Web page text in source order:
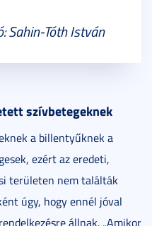
Sahin-Tóth István
szívbetegeknek
a billentyűknek a
ezért az eredeti,
területen nem találták
úgy, hogy ennél jóval
állnak. „Amikor